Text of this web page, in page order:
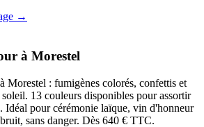
→
à Morestel
Morestel : fumigènes colorés, confettis et
13 couleurs disponibles pour assortir
Idéal pour cérémonie laïque, vin d'honneur
sans danger. Dès 640 € TTC.